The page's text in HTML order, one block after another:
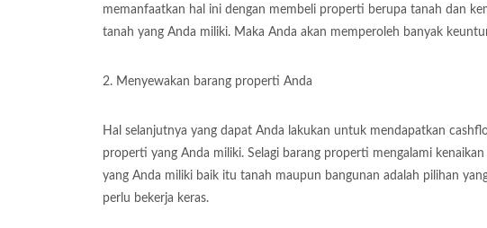
memanfaatkan hal ini dengan membeli properti berupa tanah dan
tanah yang Anda miliki. Maka Anda akan memperoleh banyak
2. Menyewakan barang properti Anda
Hal selanjutnya yang dapat Anda lakukan untuk mendapatkan
properti yang Anda miliki. Selagi barang properti mengalami
yang Anda miliki baik itu tanah maupun bangunan adalah pilihan
perlu bekerja keras.